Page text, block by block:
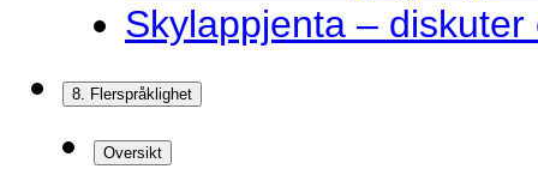
Skylappjenta – diskuter
8. Flerspråklighet
Oversikt